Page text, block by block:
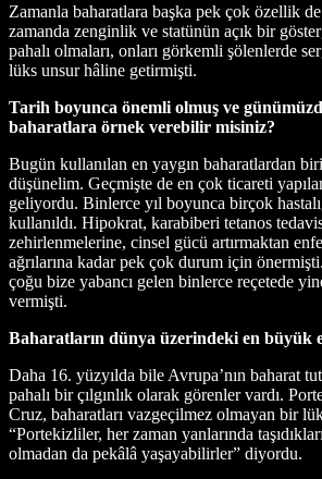
Zamanla baharatlara başka pek çok özellik
zamanda zenginlik ve statünün açık bir
pahalı olmaları, onları görkemli şölenlerde
lüks unsur hâline getirmişti.
Tarih boyunca önemli olmuş ve
baharatlara örnek verebilir misiniz?
Bugün kullanılan en yaygın baharatlardan
düşünelim. Geçmişte de en çok ticareti
geliyordu. Binlerce yıl boyunca birçok
kullanıldı. Hipokrat, karabiberi tetanos
zehirlenmelerine, cinsel gücü artırmaktan
ağrılarına kadar pek çok durum için
çoğu bize yabancı gelen binlerce reçetede
vermişti.
Baharatların dünya üzerindeki en büyük
Daha 16. yüzyılda bile Avrupa’nın baharat
pahalı bir çılgınlık olarak görenler vardı.
Cruz, baharatları vazgeçilmez olmayan bir
“Portekizliler, her zaman yanlarında
olmadan da pekâlâ yaşayabilirler” diyordu.